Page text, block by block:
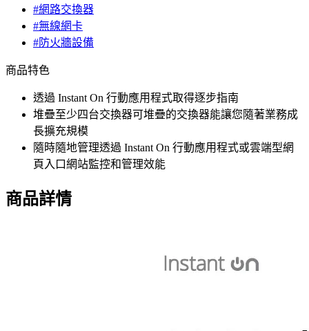
#網路交換器
#無線網卡
#防火牆設備
商品特色
透過 Instant On 行動應用程式取得逐步指南
堆疊至少四台交換器可堆疊的交換器能讓您隨著業務成
長擴充規模
隨時隨地管理透過 Instant On 行動應用程式或雲端型網
頁入口網站監控和管理效能
商品詳情